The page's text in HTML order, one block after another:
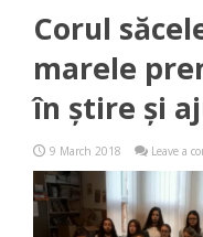
Corul
marele
în știre și
9 March 2018 Leave a